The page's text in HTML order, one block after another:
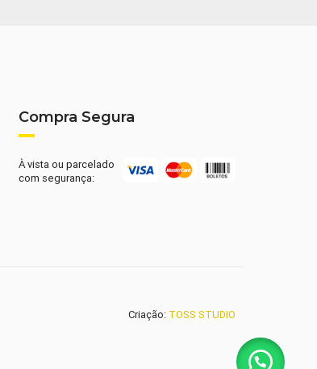
Compra Segura
À vista ou parcelado
com segurança:
Criação: TOSS STUDIO